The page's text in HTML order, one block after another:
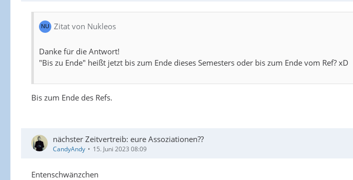
Zitat von Nukleos
Danke für die Antwort!
"Bis zu Ende" heißt jetzt bis zum Ende dieses Semesters oder bis zum Ende vom Ref? xD
Bis zum Ende des Refs.
nächster Zeitvertreib: eure Assoziationen??
CandyAndy 15. Juni 2023 08:09
Entenschwänzchen